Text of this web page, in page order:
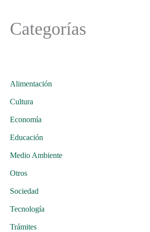
Categorías
Alimentación
Cultura
Economía
Educación
Medio Ambiente
Otros
Sociedad
Tecnología
Trámites